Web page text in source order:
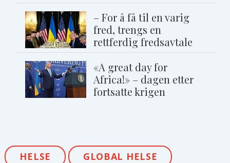
– For å få til en varig
fred, trengs en
rettferdig fredsavtale
«A great day for
Africa!» – dagen etter
fortsatte krigen
HELSE GLOBAL HELSE